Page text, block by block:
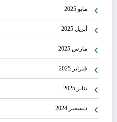
مايو 2025
أبريل 2025
مارس 2025
فبراير 2025
يناير 2025
ديسمبر 2024